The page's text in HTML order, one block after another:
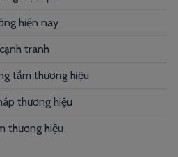
hiện nay
tranh
tầm thương hiệu
thương hiệu
thương hiệu